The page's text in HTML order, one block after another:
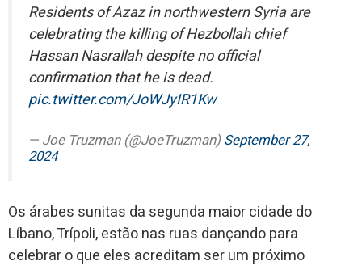
Residents of Azaz in northwestern Syria are
celebrating the killing of Hezbollah chief
Hassan Nasrallah despite no official
confirmation that he is dead.
pic.twitter.com/JoWJyIR1Kw
— Joe Truzman (@JoeTruzman)September 27,
2024
Os árabes sunitas da segunda maior cidade do
Líbano, Trípoli, estão nas ruas dançando para
celebrar o que eles acreditam ser um próximo